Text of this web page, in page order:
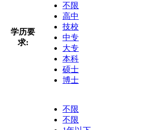
学历要
求:
不限
高中
技校
中专
大专
本科
硕士
博士
不限
不限